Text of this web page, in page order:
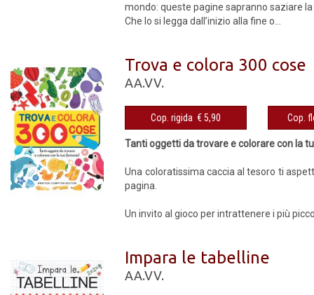
mondo: queste pagine sapranno saziare
Che lo si legga dall’inizio alla fine o...
Trova e colora 300 cose
AA.VV.
Cop. rigida € 5,90
Tanti oggetti da trovare e colorare con la
Una coloratissima caccia al tesoro ti
pagina.
Un invito al gioco per intrattenere i più
Impara le tabelline
AA.VV.